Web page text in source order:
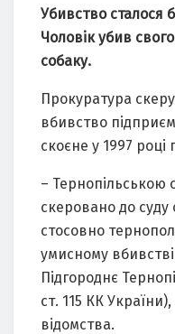
Убивство сталося
Чоловік убив
собаку.
Прокуратура
вбивство
скоєне у 1997
–
скеровано до
стосовно
умисному вбивстві
Підгороднє
ст. 115 КК
відомства.